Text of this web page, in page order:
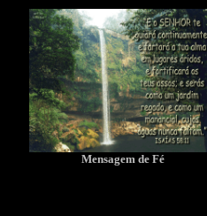
Mensagem de Fé